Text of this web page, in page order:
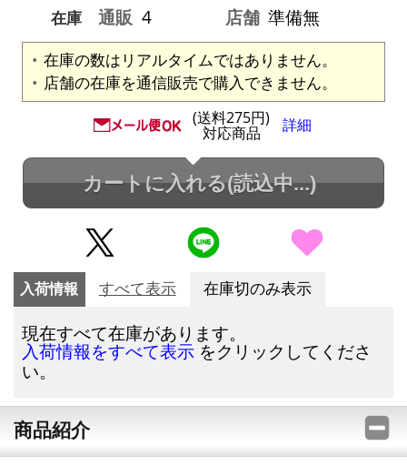
在庫
通販 4 店舗 準備無
在庫の数はリアルタイムではありません。
店舗の在庫を通信販売で購入できません。
(送料275円)
対応商品 詳細
カートに入れる(読込中...)
入荷情報 すべて表示 在庫切のみ表示
現在すべて在庫があります。
入荷情報をすべて表示 をクリックしてくださ
い。
商品紹介